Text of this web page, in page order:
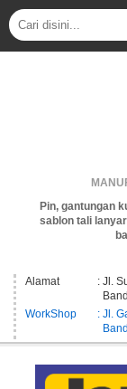
Pin, gantungan
sablon tali
Alamat
: Jl.
WorkShop
: Jl.